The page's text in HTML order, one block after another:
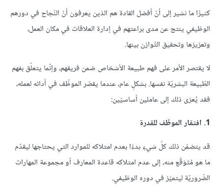
كثيرًا ما نشير إلى أنّ أفضل القادة هم الذين يعرفون أنّ النّجاح في دورهم
الوظيفي ينتج عن مدى براعتهم في إدارة العلاقات في مكان العمل،
وتعزيزها وتحقيق التّوازن بينها.
لا يقتصر الأمر على فهم طبيعة الأشخاص ضمن فريقهم، وإنّما يتعلّق بفهم
الطّبيعة البشريّة نفسها. بشكلٍ عام، عندما يقصّر الموظّف في أدائه لعمله،
فقد يُعزى ذلك إلى عاملين أساسيّين:
1. افتقار الموظّف للقدرة
قد يتضمّن ذلك كلّ شيءٍ بدءًا بعدم امتلاكه للموارد التي يحتاجها ليقدّم
ما هو مُتَوَقّع منه، إلى عدم امتلاكه قاعدة المعارف أو مجموعة المهارات
الضّروريّة ليتميّز في دوره الوظيفي.